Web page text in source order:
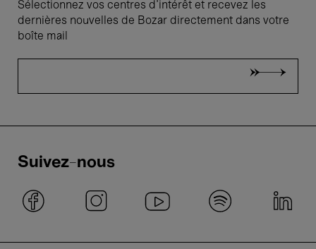
Sélectionnez vos centres d'intérêt et recevez les
dernières nouvelles de Bozar directement dans votre
boîte mail
Suivez-nous